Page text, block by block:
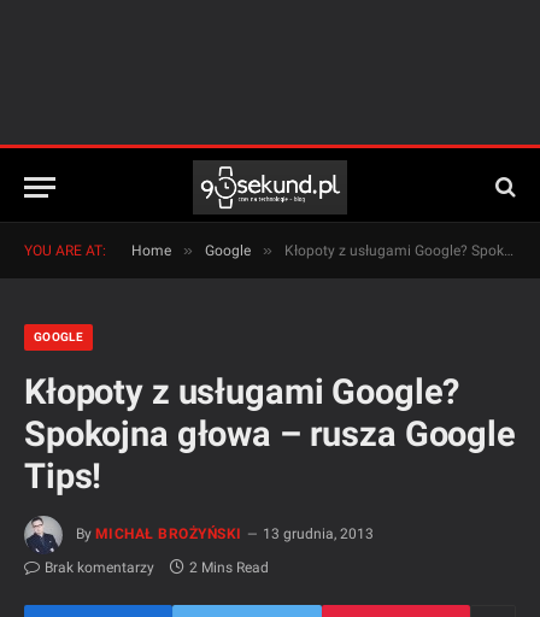
YOU ARE AT: Home » Google » Kłopoty z usługami Google? Spokojna głowa – rusza Google Tips!
GOOGLE
Kłopoty z usługami Google?
Spokojna głowa – rusza Google
Tips!
By MICHAŁ BROŻYŃSKI
13 grudnia, 2013
Brak komentarzy
2 Mins Read